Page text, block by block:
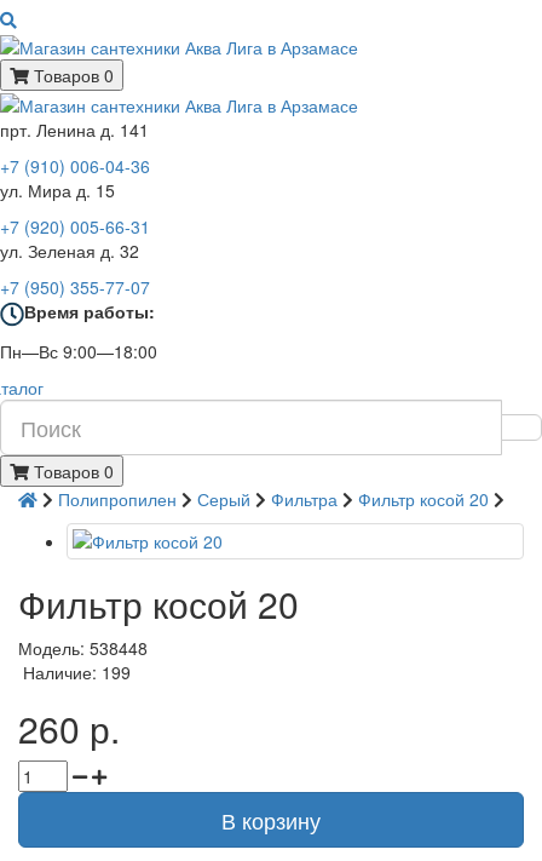
Товаров 0
прт. Ленина д. 141
+7 (910) 006-04-36
ул. Мира д. 15
+7 (920) 005-66-31
ул. Зеленая д. 32
+7 (950) 355-77-07
Время работы:
Пн—Вс 9:00—18:00
Товаров 0
Полипропилен
Серый Фильтра Фильтр косой 20
Фильтр косой 20
Модель: 538448
Наличие: 199
260 р.
В корзину